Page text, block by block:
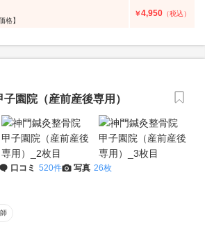
格】
￥4,950 （税込）
園院（産前産後専用）
口コミ 520件 写真 26枚